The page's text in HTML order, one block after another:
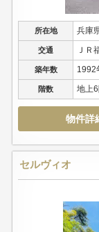
所在地 兵庫
交通 ＪＲ
築年数 1992
階数 地上
物件詳
セルヴィオ